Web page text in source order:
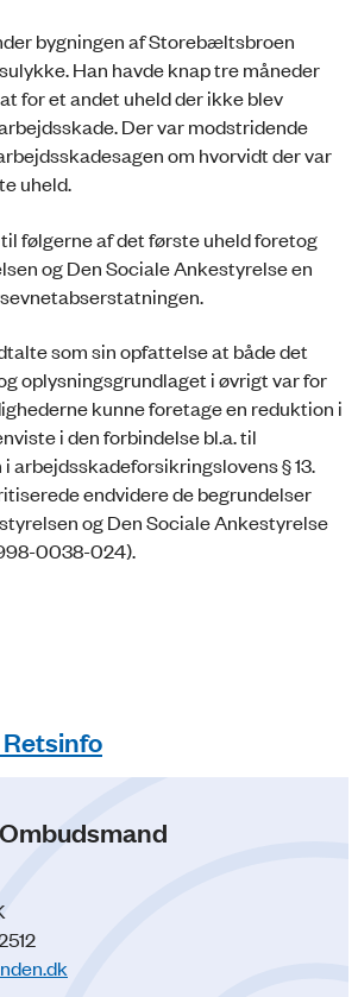
bygningen af Storebæltsbroen
Han havde knap tre måneder
for et andet uheld der ikke blev
Der var modstridende
om hvorvidt der var
uheld.
følgerne af det første uheld foretog
og Den Sociale Ankestyrelse en
som sin opfattelse at både det
oplysningsgrundlaget i øvrigt var for
kunne foretage en reduktion i
i den forbindelse bl.a. til
arbejdsskadeforsikringslovens § 13.
endvidere de begrundelser
og Den Sociale Ankestyrelse
0038-024).